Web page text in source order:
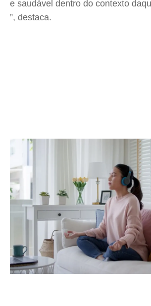
e saudável dentro do contexto
”, destaca.